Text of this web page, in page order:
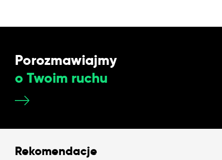
Porozmawiajmy
o Twoim ruchu
Rekomendacje